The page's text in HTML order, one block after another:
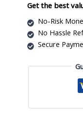
مكتشف
تلسكوب
محمول
للمبتدئين
quantity
Get the best
No-Risk
No Hassle
Secure